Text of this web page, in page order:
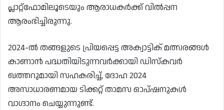
പ്ലാറ്റ്‌ഫോമിലൂടെയും ആരാധകർക്ക് വിൽപ്പന
ആരംഭിച്ചിരുന്നു.
2024-ൽ തങ്ങളുടെ പ്രിയപ്പെട്ട അക്വാട്ടിക് മത്സരങ്ങൾ
കാണാൻ പദ്ധതിയിടുന്നവർക്കായി ഡിസ്‌കവർ
ഖത്തറുമായി സഹകരിച്ച്, ദോഹ 2024
അസാധാരണമായ ടിക്കറ്റ് താമസ ഓപ്‌ഷനുകൾ
വാഗ്ദാനം ചെയ്യുന്നുണ്ട്.